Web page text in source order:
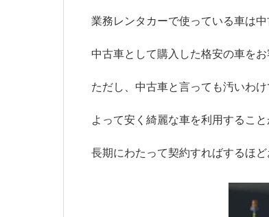
業務レンタカーで使っている車は中
中古車として購入した格安の車をお
ただし、中古車と言っても汚いわ
よって安く綺麗な車を利用すること
長期にわたって契約すればするほど